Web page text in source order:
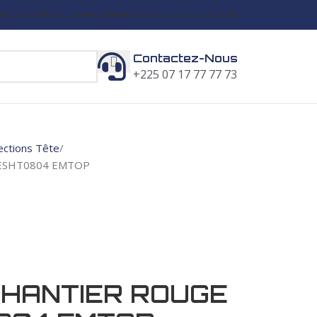
PRODUITSBLOGUERCONTACTEZ-NOUS
Contactez-Nous
+225 07 17 77 77 73
Tête
EMTOP
ROUGE